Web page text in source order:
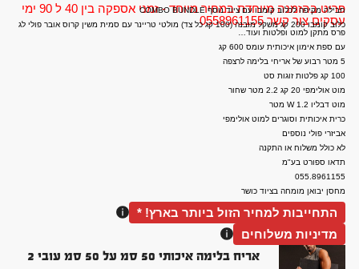
פריט בהזמנה מיוחדת במחיר מיוחד - זמני אספקה בין 40 ל 90 ימי
עסקים צור קשר 0558961155
חבילה מקיפה לכלוב קומבו עם ציוד נוסף COMBO BUNDLE
כלוב קומבו 200 קג משקל מובנה (100 קג כל צד) מולטי טריינר עם סמית משין קרוס אובר פולי לג
פרס מתקן למוט ופלטות ועוד…
עם ספת אימון איכותית עומס 600 קג
5 מטר רבוע של אריחי בלימה לרצפה
100 קג פלטות זוגות סט
מוט אולימפי 20 קג 2.2 מטר שחור
מוט דבליו W 1.2 מטר
כרית איכותית וסוגרים למוט אולימפי
אביזרי פולי נוספים
לא כולל משלוח או התקנה
תדאו ספורט בע"מ
055.8961155
מחסן יבואן מומחה בציוד כושר
התחייבות למחיר הזול ביותר בארץ! *
מדיניות משלוחים
אריח בלימה איכותי 50 סמ על 50 סמ עובי 2